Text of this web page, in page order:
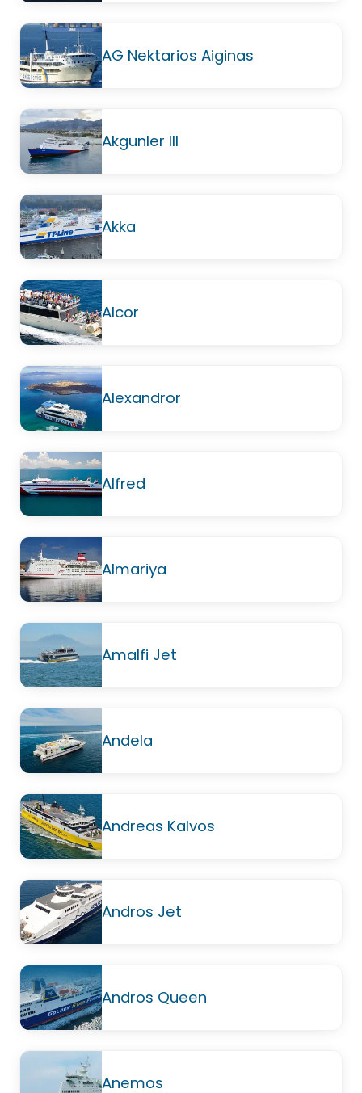
AG Nektarios Aiginas
Akgunler III
Akka
Alcor
Alexandror
Alfred
Almariya
Amalfi Jet
Andela
Andreas Kalvos
Andros Jet
Andros Queen
Anemos